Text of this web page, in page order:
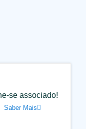
se associado!
Saber Mais